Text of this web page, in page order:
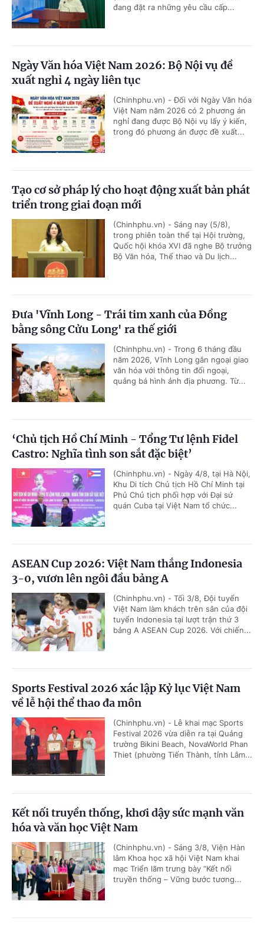
đang đặt ra những yêu cầu cấp...
Ngày Văn hóa Việt Nam 2026: Bộ Nội vụ đề
xuất nghỉ 4 ngày liên tục
(Chinhphu.vn) - Đối với Ngày Văn hóa
Việt Nam năm 2026 có 2 phương án
nghỉ đang được Bộ Nội vụ lấy ý kiến,
trong đó phương án được đề xuất...
Tạo cơ sở pháp lý cho hoạt động xuất bản phát
triển trong giai đoạn mới
(Chinhphu.vn) - Sáng nay (5/8),
trong phiên toàn thể tại Hội trường,
Quốc hội khóa XVI đã nghe Bộ trưởng
Bộ Văn hóa, Thể thao và Du lịch...
Đưa 'Vĩnh Long - Trái tim xanh của Đồng
bằng sông Cửu Long' ra thế giới
(Chinhphu.vn) - Trong 6 tháng đầu
năm 2026, Vĩnh Long gắn ngoại giao
văn hóa với thông tin đối ngoại,
quảng bá hình ảnh địa phương. Từ...
‘Chủ tịch Hồ Chí Minh - Tổng Tư lệnh Fidel
Castro: Nghĩa tình son sắt đặc biệt’
(Chinhphu.vn) - Ngày 4/8, tại Hà Nội,
Khu Di tích Chủ tịch Hồ Chí Minh tại
Phủ Chủ tịch phối hợp với Đại sứ
quán Cuba tại Việt Nam tổ chức...
ASEAN Cup 2026: Việt Nam thắng Indonesia
3-0, vươn lên ngôi đầu bảng A
(Chinhphu.vn) - Tối 3/8, Đội tuyển
Việt Nam làm khách trên sân của đội
tuyển Indonesia tại lượt trận thứ 3
bảng A ASEAN Cup 2026. Với chiến...
Sports Festival 2026 xác lập Kỷ lục Việt Nam
về lễ hội thể thao đa môn
(Chinhphu.vn) - Lễ khai mạc Sports
Festival 2026 vừa diễn ra tại Quảng
trường Bikini Beach, NovaWorld Phan
Thiet (phường Tiến Thành, tỉnh Lâm...
Kết nối truyền thống, khơi dậy sức mạnh văn
hóa và văn học Việt Nam
(Chinhphu.vn) - Sáng 3/8, Viện Hàn
lâm Khoa học xã hội Việt Nam khai
mạc Triển lãm trưng bày “Kết nối
truyền thống – Vững bước tương...